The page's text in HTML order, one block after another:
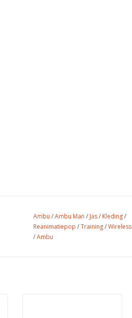
Ambu /Ambu Man / Jas/ Kleding/
Reanimatiepop /Training/Wireless
/Ambu